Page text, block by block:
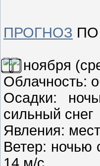
ПРОГНОЗ
ноября
Облачность:
Осадки:
сильный снег
Явления:
Ветер: ночью
14 м/с.